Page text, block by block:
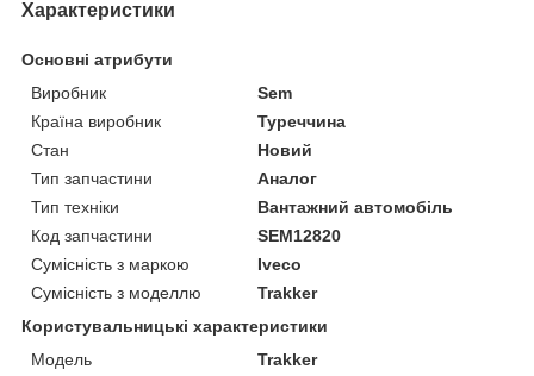
Характеристики
Основні атрибути
Виробник
Sem
Країна виробник
Туреччина
Стан
Новий
Тип запчастини
Аналог
Тип техніки
Вантажний автомобіль
Код запчастини
SEM12820
Сумісність з маркою
Iveco
Сумісність з моделлю
Trakker
Користувальницькі характеристики
Модель
Trakker